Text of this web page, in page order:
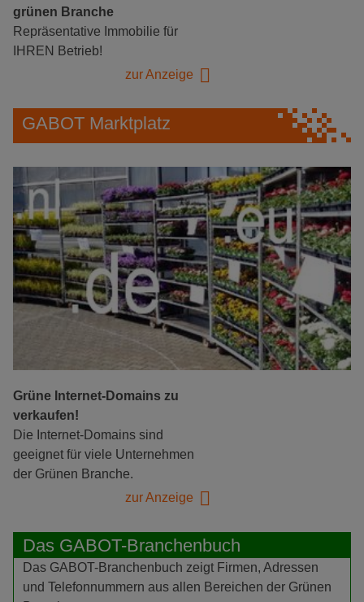
grünen Branche
Repräsentative Immobilie für
IHREN Betrieb!
zur Anzeige
GABOT Marktplatz
Grüne Internet-Domains zu
verkaufen!
Die Internet-Domains sind
geeignet für viele Unternehmen
der Grünen Branche.
zur Anzeige
Das GABOT-Branchenbuch
Das GABOT-Branchenbuch zeigt Firmen, Adressen
und Telefonnummern aus allen Bereichen der Grünen